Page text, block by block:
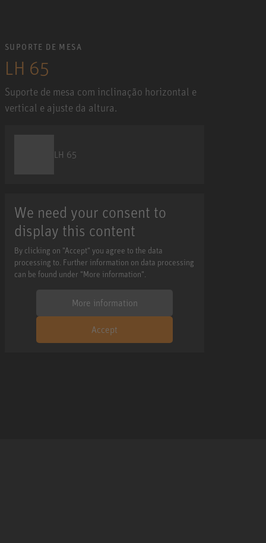
SUPORTE DE MESA
LH 65
Suporte de mesa com inclinação horizontal e
vertical e ajuste da altura.
LH 65
We need your consent to
display this content
By clicking on "Accept" you agree to the data
processing to. Further information on data processing
can be found under "More information".
More information
Accept